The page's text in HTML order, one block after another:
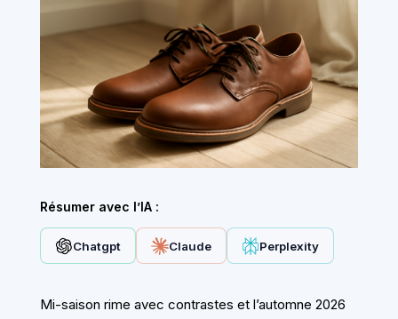
Résumer avec l’IA :
Chatgpt Claude Perplexity
Mi-saison rime avec contrastes et l’automne 2026